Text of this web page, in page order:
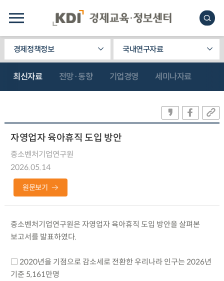
경제정책정보 국내연구자료
최신자료 전망·동향 기업경영 세미나자료
자영업자 육아휴직 도입 방안
중소벤처기업연구원
2026.05.14
원문보기
중소벤처기업연구원은 자영업자 육아휴직 도입 방안을 살펴본
보고서를 발표하였다.
□ 2020년을 기점으로 감소세로 전환한 우리나라 인구는 2026년
기준 5,161만명